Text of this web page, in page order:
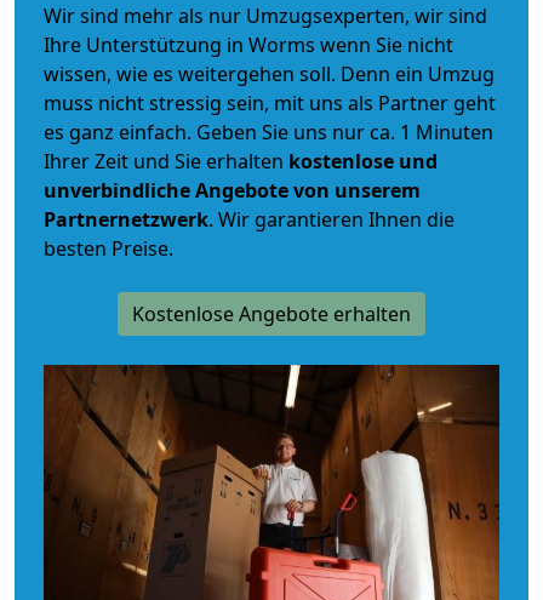
Wir sind mehr als nur Umzugsexperten, wir sind
Ihre Unterstützung in Worms wenn Sie nicht
wissen, wie es weitergehen soll. Denn ein Umzug
muss nicht stressig sein, mit uns als Partner geht
es ganz einfach. Geben Sie uns nur ca. 1 Minuten
Ihrer Zeit und Sie erhalten kostenlose und
unverbindlicheAngebote von unserem
Partnernetzwerk. Wir garantieren Ihnen die
besten Preise.
Kostenlose Angebote erhalten